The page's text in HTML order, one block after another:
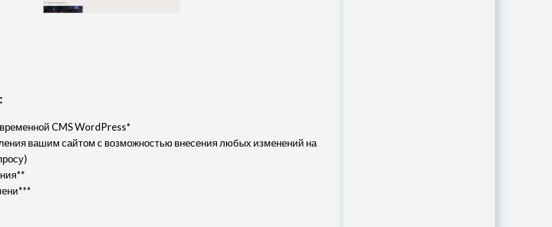
CMS WordPress*
вашим сайтом с возможностью внесения любых изменений на